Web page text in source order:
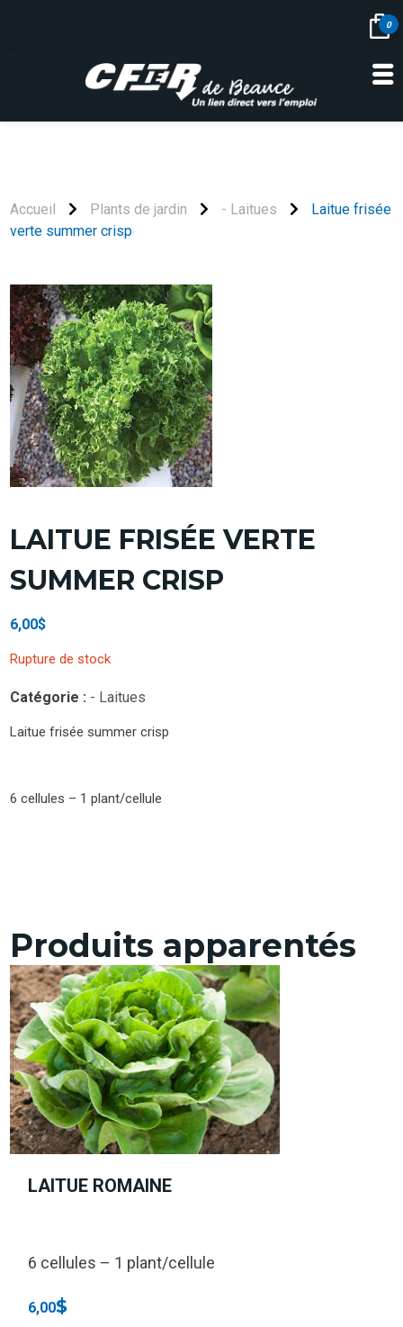
0
Accueil Plants de jardin - Laitues
Laitue frisée
verte summer crisp
LAITUE FRISÉE VERTE
SUMMER CRISP
6,00$
Rupture de stock
Catégorie : - Laitues
Laitue frisée summer crisp
6 cellules – 1 plant/cellule
Produits apparentés
LAITUE ROMAINE
6 cellules – 1 plant/cellule
6,00$